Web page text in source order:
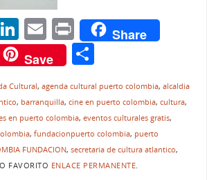
Li
n
k
e
dI
n
E
m
ai
l
Pr
in
t
Share
Save C
o
m
p
ar
tir
Cultural, agenda cultural puerto colombia, alcaldia
, barranquilla, cine en puerto colombia, cultura,
en puerto colombia, eventos culturales gratis,
, fundacionpuerto colombia, puerto
FUNDACION, secretaria de cultura atlantico,
FAVORITO ENLACE PERMANENTE.